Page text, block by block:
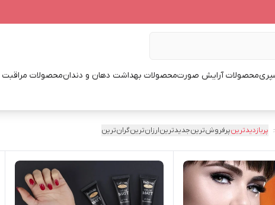
محصولات آرایش صورتمحصولات بهداشت دهان و دندانمحصولات مراقبت
پربازدیدترینپرفروش‌ترینجدیدترینارزان‌ترینگران‌ترین